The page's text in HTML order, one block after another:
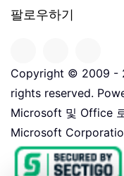
팔로우하기
Copyright © 2009 -
rights reserved.
Microsoft 및 Office
Microsoft